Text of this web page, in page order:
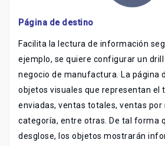
Página de destino
Facilita la lectura de información
ejemplo, se quiere configurar un
negocio de manufactura. La página
objetos visuales que representan el
enviadas, ventas totales, ventas por
categoría, entre otras. De tal forma
desglose, los objetos mostrarán